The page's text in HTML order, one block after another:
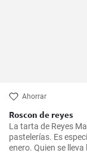
Ahorrar
Roscon de reyes
La tarta de Reyes
pastelerías. Es
enero. Quien se